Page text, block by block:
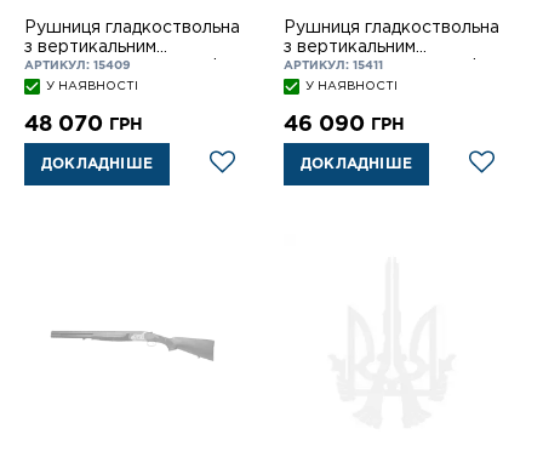
Рушниця гладкоствольна
з вертикальним
розташуванням стволів
SIGAL 12x76
АРТИКУЛ: 15409
У НАЯВНОСТІ
48 070 ГРН
ДОКЛАДНІШЕ
Рушниця гладкоствольна
з вертикальним
розташуванням стволів
SIGAL 12x70
АРТИКУЛ: 15411
У НАЯВНОСТІ
46 090 ГРН
ДОКЛАДНІШЕ